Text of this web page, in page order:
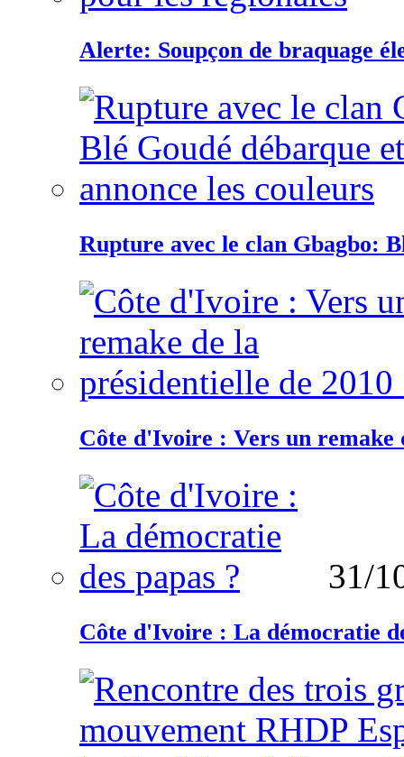
Alerte: Soupçon de braquage
Rupture avec le clan Gbagbo:
Côte d'Ivoire : Vers un remake
31/
Côte d'Ivoire : La démocratie